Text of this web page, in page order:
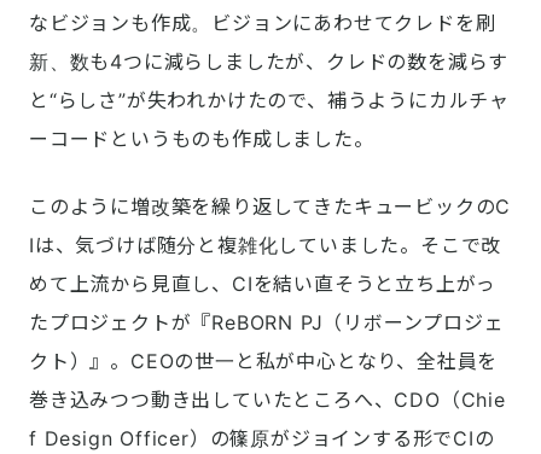
なビジョンも作成。ビジョンにあわせてクレドを刷
新、数も4つに減らしましたが、クレドの数を減らす
と“らしさ”が失われかけたので、補うようにカルチャ
ーコードというものも作成しました。
このように増改築を繰り返してきたキュービックのC
Iは、気づけば随分と複雑化していました。そこで改
めて上流から見直し、CIを結い直そうと立ち上がっ
たプロジェクトが『ReBORN PJ（リボーンプロジェ
クト）』。CEOの世一と私が中心となり、全社員を
巻き込みつつ動き出していたところへ、CDO（Chie
f Design Officer）の篠原がジョインする形でCIの